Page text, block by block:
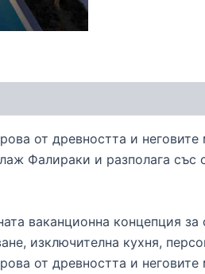
от древността и
Фалираки и разполага
ваканционна концепция
изключителна кухня,
от древността и